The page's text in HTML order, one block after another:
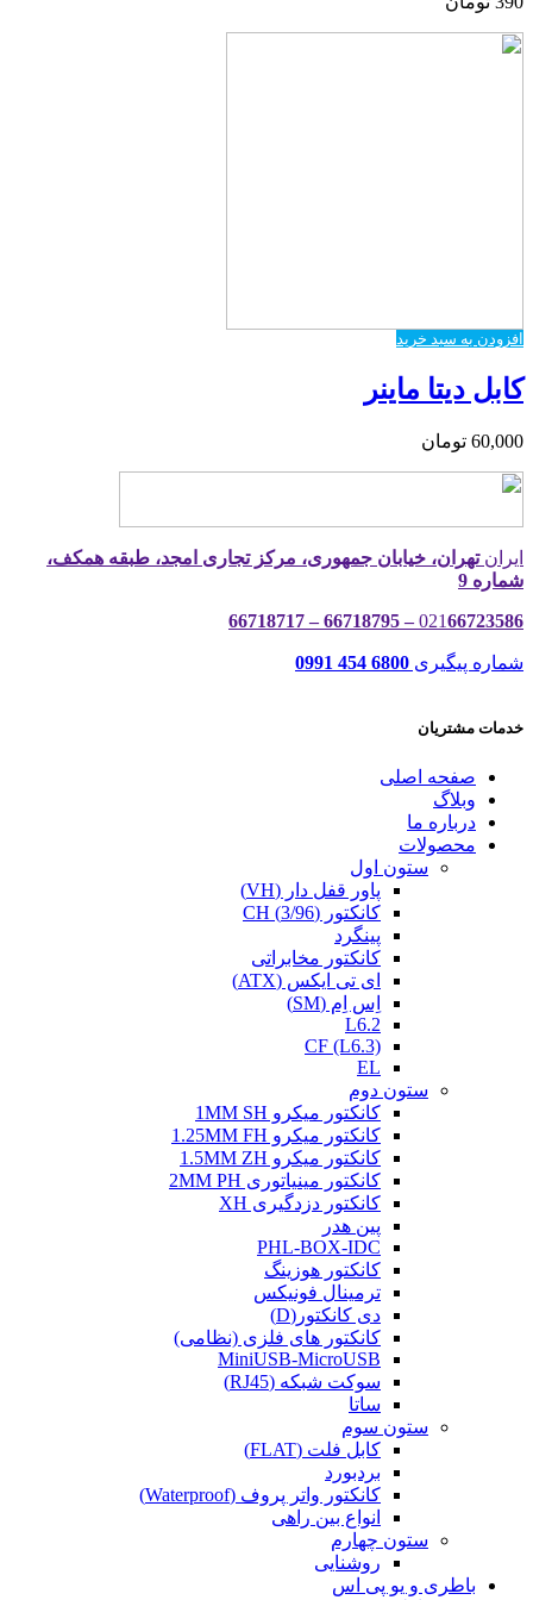
افزودن به سبد خرید
کابل دیتا ماینر
60,000 تومان
ایرانتهران، خیابان جمهوری، مرکز تجاری امجد، طبقه همکف،
شماره 9
02166723586 – 66718795 – 66718717
شماره پیگیری 6800 454 0991
خدمات مشتریان
صفحه اصلی
وبلاگ
درباره ما
محصولات
ستون اول
پاور قفل دار (VH)
کانکتور (3/96) CH
پینگرد
کانکتور مخابراتی
ای تی ایکس (ATX)
اِس اِم (SM)
L6.2
CF (L6.3)
EL
ستون دوم
کانکتور میکرو 1MM SH
کانکتور میکرو 1.25MM FH
کانکتور میکرو 1.5MM ZH
کانکتور مینیاتوری 2MM PH
کانکتور دزدگیری XH
پین هدر
PHL-BOX-IDC
کانکتور هوزینگ
ترمینال فونیکس
دی کانکتور(D)
کانکتور های فلزی (نظامی)
MiniUSB-MicroUSB
سوکت شبکه (RJ45)
ساتا
ستون سوم
کابل فلت (FLAT)
بردبورد
کانکتور واتر پروف (Waterproof)
انواع بین راهی
ستون چهارم
روشنایی
باطری و یو پی اس